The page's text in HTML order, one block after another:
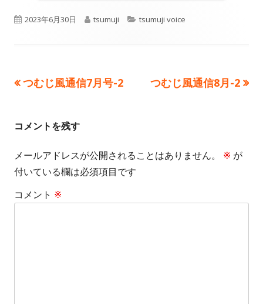
公
2023年6月30日
作
tsumuji
カ
tsumuji voice
投
ナ
ビ
ゲ
前
事:
つむじ風通信7月号-2
次
つむじ風通信8月-2
コメントを残す
メールアドレスが公開されることはありません。 ※ が
付いている欄は必須項目です
コメント ※